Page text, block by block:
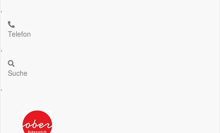
.
Telefon
.
Suche
.